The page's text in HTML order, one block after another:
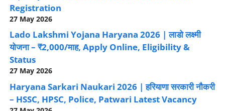
Registration
27 May 2026
Lado Lakshmi Yojana Haryana 2026 | लाडो लक्ष्मी
योजना – ₹2,000/माह, Apply Online, Eligibility &
Status
27 May 2026
Haryana Sarkari Naukari 2026 | हरियाणा सरकारी नौकरी
– HSSC, HPSC, Police, Patwari Latest Vacancy